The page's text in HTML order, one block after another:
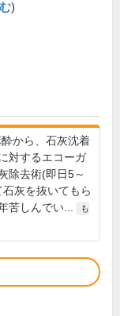
)
酔から、石灰沈着
対するエコーガ
除去術(即日5～
灰を抜いてもら
苦しんでい...
も